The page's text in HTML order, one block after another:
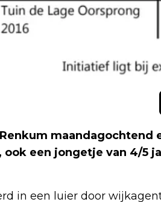
maandagochtend
een jongetje van 4/5
in een luier door